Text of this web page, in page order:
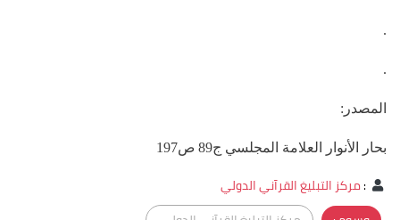
.
.
المصدر:
بحار الأنوار العلامة المجلسي ج89 ص197
:مركز التبليغ القرآني الدولي